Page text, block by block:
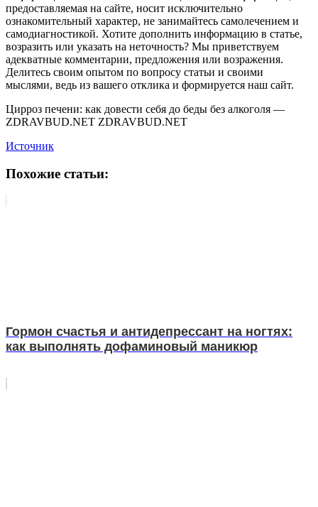
предоставляемая на сайте, носит исключительно
ознакомительный характер, не занимайтесь самолечением и
самодиагностикой. Хотите дополнить информацию в статье,
возразить или указать на неточность? Мы приветствуем
адекватные комментарии, предложения или возражения.
Делитесь своим опытом по вопросу статьи и своими
мыслями, ведь из вашего отклика и формируется наш сайт.
Цирроз печени: как довести себя до беды без алкоголя —
ZDRAVBUD.NET ZDRAVBUD.NET
Источник
Похожие статьи:
Гормон счастья и антидепрессант на ногтях:
как выполнять дофаминовый маникюр